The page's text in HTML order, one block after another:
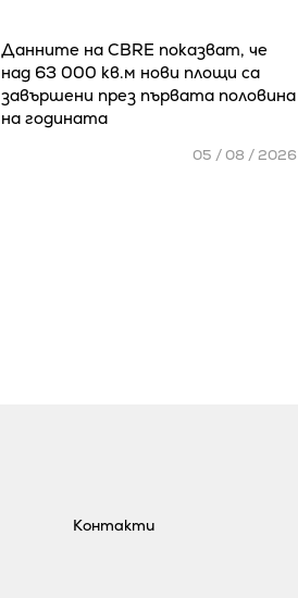
Данните на CBRE показват, че
над 63 000 кв.м нови площи са
завършени през първата половина
на годината
05 / 08 / 2026
Контакти